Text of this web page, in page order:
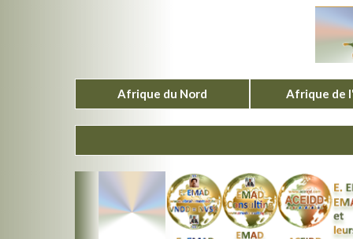
Afrique du Nord Afrique de